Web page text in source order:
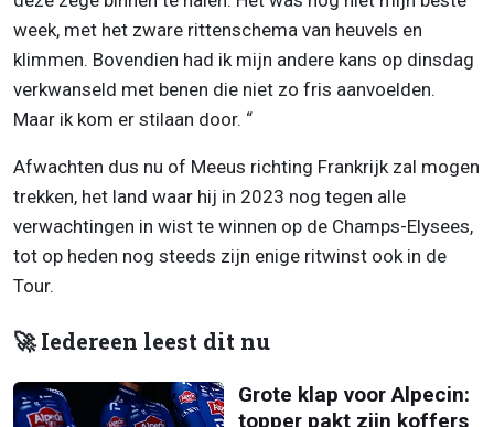
week, met het zware rittenschema van heuvels en
klimmen. Bovendien had ik mijn andere kans op dinsdag
verkwanseld met benen die niet zo fris aanvoelden.
Maar ik kom er stilaan door. “
Afwachten dus nu of Meeus richting Frankrijk zal mogen
trekken, het land waar hij in 2023 nog tegen alle
verwachtingen in wist te winnen op de Champs-Elysees,
tot op heden nog steeds zijn enige ritwinst ook in de
Tour.
🚀 Iedereen leest dit nu
Grote klap voor Alpecin:
topper pakt zijn koffers